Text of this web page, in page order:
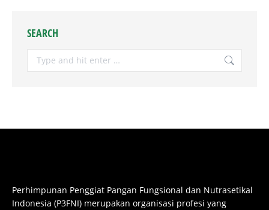
SEARCH
Search:
Perhimpunan Penggiat Pangan Fungsional dan Nutrasetikal
Indonesia (P3FNI) merupakan organisasi profesi yang